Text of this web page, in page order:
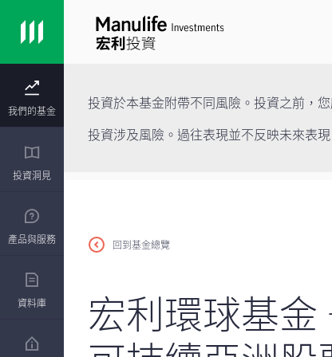
我們的基金
投資洞見
產品與服務
資料庫
投資於本基金附帶不同風險。投資之前，
投資涉及風險。過往表現並不反映未來表
回到基金總覽
宏利環球基